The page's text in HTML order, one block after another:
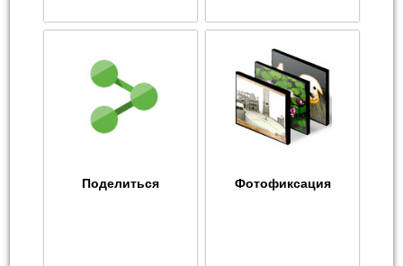
Поделиться Фотофиксация